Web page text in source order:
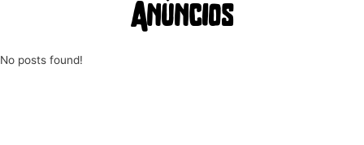
Anúncios
No posts found!